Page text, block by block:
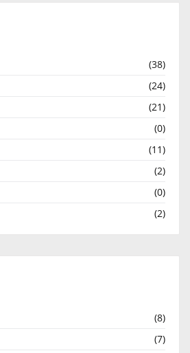
(38)
(24)
(21)
(0)
(11)
(2)
(0)
(2)
(8)
(7)